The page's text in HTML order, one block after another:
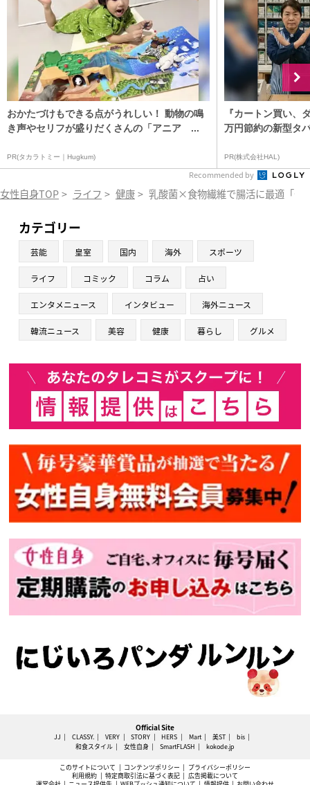
おかたづけもできる点がうれしい！ 動物の鳴
き声やセリフが盛りだくさんの「アニア ...
PR(タカラトミー｜Hugkum)
『カートン買い、
万円節約の新型タ
PR(株式会社HAL)
Recommended by
女性自身TOP > ライフ > 健康 > 乳酸菌×食物繊維で腸活に最適「発
カテゴリー
芸能 皇室 国内 海外 スポーツ
ライフ コミック コラム 占い
エンタメニュース インタビュー 海外ニュース
韓流ニュース 美容 健康 暮らし グルメ
Official Site
JJ CLASSY. VERY STORY HERS Mart 美ST
bis
和食スタイル
女性自身 SmartFLASH kokode.jp
このサイトについて コンテンツポリシー
プライバシーポリシー
利用規約
特定商取引法に基づく表記
広告掲載について